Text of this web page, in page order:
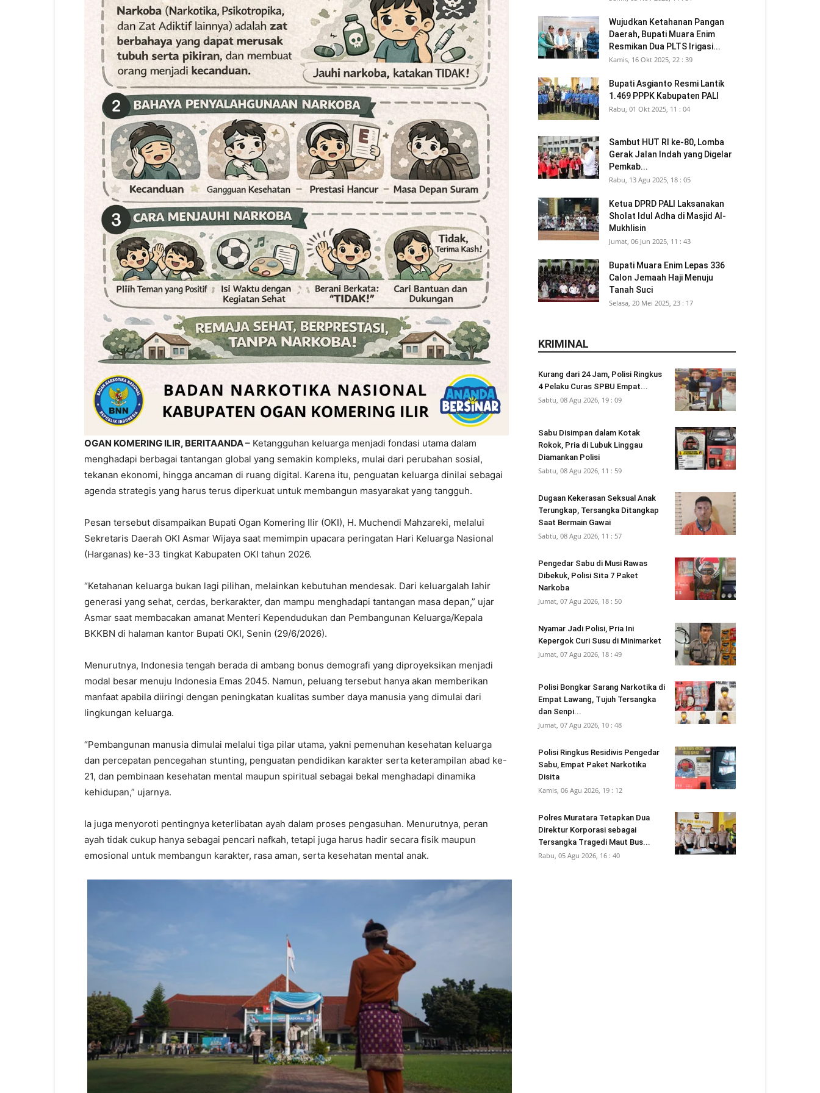
OGAN KOMERING ILIR, BERITAANDA – Ketangguhan keluarga menjadi fondasi utama dalam
menghadapi berbagai tantangan global yang semakin kompleks, mulai dari perubahan sosial,
tekanan ekonomi, hingga ancaman di ruang digital. Karena itu, penguatan keluarga dinilai sebagai
agenda strategis yang harus terus diperkuat untuk membangun masyarakat yang tangguh.
Pesan tersebut disampaikan Bupati Ogan Komering Ilir (OKI), H. Muchendi Mahzareki, melalui
Sekretaris Daerah OKI Asmar Wijaya saat memimpin upacara peringatan Hari Keluarga Nasional
(Harganas) ke-33 tingkat Kabupaten OKI tahun 2026.
“Ketahanan keluarga bukan lagi pilihan, melainkan kebutuhan mendesak. Dari keluargalah lahir
generasi yang sehat, cerdas, berkarakter, dan mampu menghadapi tantangan masa depan,” ujar
Asmar saat membacakan amanat Menteri Kependudukan dan Pembangunan Keluarga/Kepala
BKKBN di halaman kantor Bupati OKI, Senin (29/6/2026).
Menurutnya, Indonesia tengah berada di ambang bonus demografi yang diproyeksikan menjadi
modal besar menuju Indonesia Emas 2045. Namun, peluang tersebut hanya akan memberikan
manfaat apabila diiringi dengan peningkatan kualitas sumber daya manusia yang dimulai dari
lingkungan keluarga.
“Pembangunan manusia dimulai melalui tiga pilar utama, yakni pemenuhan kesehatan keluarga
dan percepatan pencegahan stunting, penguatan pendidikan karakter serta keterampilan abad ke-
21, dan pembinaan kesehatan mental maupun spiritual sebagai bekal menghadapi dinamika
kehidupan,” ujarnya.
Ia juga menyoroti pentingnya keterlibatan ayah dalam proses pengasuhan. Menurutnya, peran
ayah tidak cukup hanya sebagai pencari nafkah, tetapi juga harus hadir secara fisik maupun
emosional untuk membangun karakter, rasa aman, serta kesehatan mental anak.
Wujudkan Ketahanan Pangan
Daerah, Bupati Muara Enim
Resmikan Dua PLTS Irigasi...
Kamis, 16 Okt 2025, 22 : 39
Bupati Asgianto Resmi Lantik
1.469 PPPK Kabupaten PALI
Rabu, 01 Okt 2025, 11 : 04
Sambut HUT RI ke-80, Lomba
Gerak Jalan Indah yang Digelar
Pemkab...
Rabu, 13 Agu 2025, 18 : 05
Ketua DPRD PALI Laksanakan
Sholat Idul Adha di Masjid Al-
Mukhlisin
Jumat, 06 Jun 2025, 11 : 43
Bupati Muara Enim Lepas 336
Calon Jemaah Haji Menuju
Tanah Suci
Selasa, 20 Mei 2025, 23 : 17
KRIMINAL
Kurang dari 24 Jam, Polisi Ringkus
4 Pelaku Curas SPBU Empat...
Sabtu, 08 Agu 2026, 19 : 09
Sabu Disimpan dalam Kotak
Rokok, Pria di Lubuk Linggau
Diamankan Polisi
Sabtu, 08 Agu 2026, 11 : 59
Dugaan Kekerasan Seksual Anak
Terungkap, Tersangka Ditangkap
Saat Bermain Gawai
Sabtu, 08 Agu 2026, 11 : 57
Pengedar Sabu di Musi Rawas
Dibekuk, Polisi Sita 7 Paket
Narkoba
Jumat, 07 Agu 2026, 18 : 50
Nyamar Jadi Polisi, Pria Ini
Kepergok Curi Susu di Minimarket
Jumat, 07 Agu 2026, 18 : 49
Polisi Bongkar Sarang Narkotika di
Empat Lawang, Tujuh Tersangka
dan Senpi...
Jumat, 07 Agu 2026, 10 : 48
Polisi Ringkus Residivis Pengedar
Sabu, Empat Paket Narkotika
Disita
Kamis, 06 Agu 2026, 19 : 12
Polres Muratara Tetapkan Dua
Direktur Korporasi sebagai
Tersangka Tragedi Maut Bus...
Rabu, 05 Agu 2026, 16 : 40